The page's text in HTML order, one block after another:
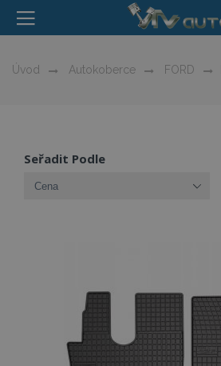
Úvod Autokoberce FORD
Seřadit Podle